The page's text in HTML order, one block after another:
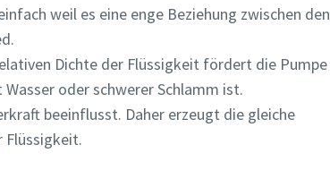
weil es eine enge Beziehung zwischen den
Dichte der Flüssigkeit fördert die Pumpe
oder schwerer Schlamm ist.
beeinflusst. Daher erzeugt die gleiche
Flüssigkeit.